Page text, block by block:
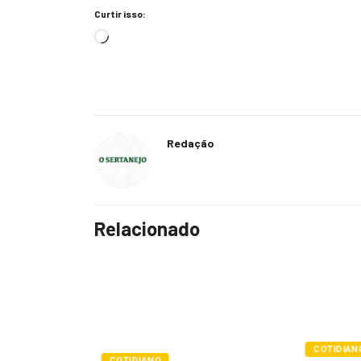
Curtir isso:
Redação
Relacionado